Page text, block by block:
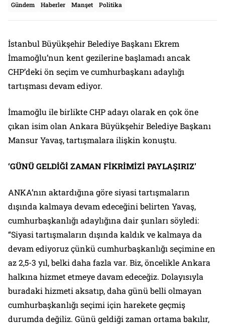
Gündem Haberler Manşet Politika
İstanbul Büyükşehir Belediye Başkanı Ekrem
İmamoğlu’nun kent gezilerine başlamadı ancak
CHP’deki ön seçim ve cumhurbaşkanı adaylığı
tartışması devam ediyor.
İmamoğlu ile birlikte CHP adayı olarak en çok öne
çıkan isim olan Ankara Büyükşehir Belediye Başkanı
Mansur Yavaş, tartışmalara ilişkin konuştu.
‘GÜNÜ GELDİĞİ ZAMAN FİKRİMİZİ PAYLAŞIRIZ’
ANKA’nın aktardığına göre siyasi tartışmaların
dışında kalmaya devam edeceğini belirten Yavaş,
cumhurbaşkanlığı adaylığına dair şunları söyledi:
“Siyasi tartışmaların dışında kaldık ve kalmaya da
devam ediyoruz çünkü cumhurbaşkanlığı seçimine en
az 2,5-3 yıl, belki daha fazla var. Biz, öncelikle Ankara
halkına hizmet etmeye davam edeceğiz. Dolayısıyla
buradaki hizmeti aksatıp, daha günü belli olmayan
cumhurbaşkanlığı seçimi için harekete geçmiş
durumda değiliz. Günü geldiği zaman ortama bakılır,